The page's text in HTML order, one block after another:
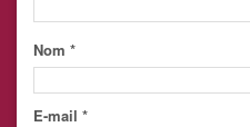
Nom *
E-mail *